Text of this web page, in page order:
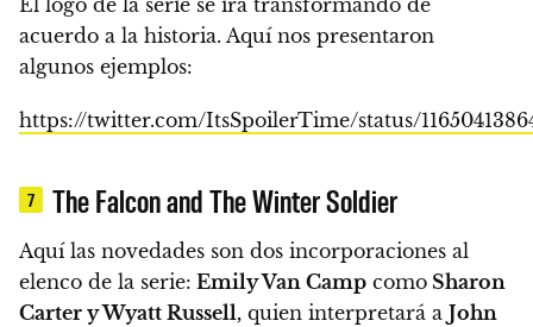
El logo de la serie se irá transformando de
acuerdo a la historia. Aquí nos presentaron
algunos ejemplos:
https://twitter.com/ItsSpoilerTime/status/
7 The Falcon and The Winter Soldier
Aquí las novedades son dos incorporaciones al
elenco de la serie: Emily Van Camp como Sharon
Carter y Wyatt Russell, quien interpretará a John